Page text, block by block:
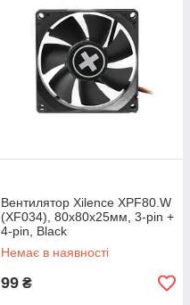
Вентилятор Xilence XPF80.W
(XF034), 80х80х25мм, 3-pin +
4-pin, Black
Немає в наявності
99 ₴